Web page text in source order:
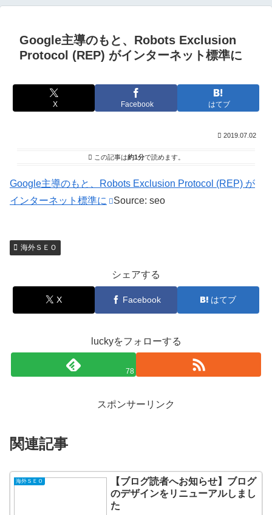
Google主導のもと、Robots Exclusion
Protocol (REP) がインターネット標準に
X Facebook はてブ
2019.07.02
この記事は約1分で読めます。
Google主導のもと、Robots Exclusion Protocol (REP) が
インターネット標準に
Source: seo
海外ＳＥＯ
シェアする
X Facebook はてブ
luckyをフォローする
78
スポンサーリンク
関連記事
海外ＳＥＯ
【ブログ読者へお知らせ】ブログ
のデザインをリニューアルしまし
た